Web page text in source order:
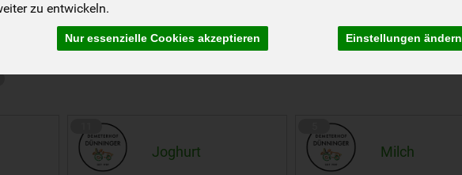
zu entwickeln.
Nur essenzielle Cookies akzeptieren Einstellungen ändern
Milchersatz
Joghurt Milch